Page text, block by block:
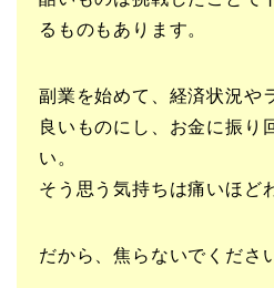
るものもあります。
副業を始めて、経済状況や
良いものにし、お金に振り
い。
そう思う気持ちは痛いほど
だから、焦らないでくださ